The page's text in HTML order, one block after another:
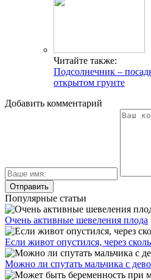
Читайте также:
Подсолнечник –
открытом грунте
Добавить комментарий
Популярные статьи
Очень активные шевеления плода
Если живот опустился, через
Можно ли спутать мальчика с